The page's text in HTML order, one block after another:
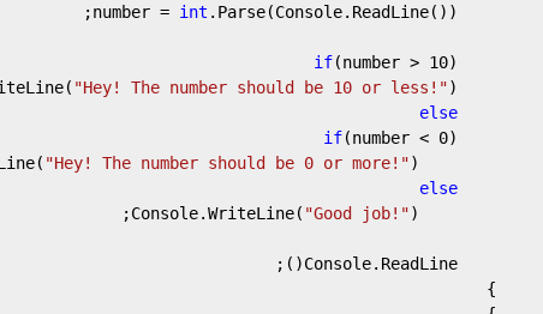
int .Parse(Console.ReadLine());
if(number > 10)
"Hey! The number should be 10 or less!");
else
if(number < 0)
"Hey! The number should be 0 or more!");
else
"Good job!");
    }